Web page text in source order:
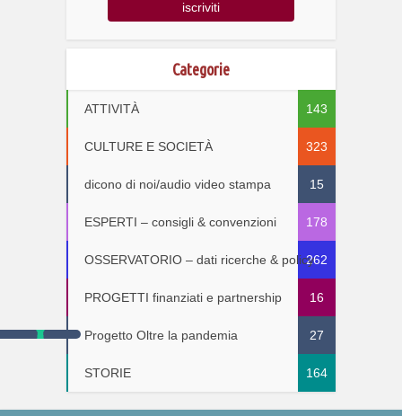
Categorie
ATTIVITÀ 143
CULTURE E SOCIETÀ 323
dicono di noi/audio video stampa 15
ESPERTI – consigli & convenzioni 178
OSSERVATORIO – dati ricerche & policy262
PROGETTI finanziati e partnership 16
Progetto Oltre la pandemia 27
STORIE 164